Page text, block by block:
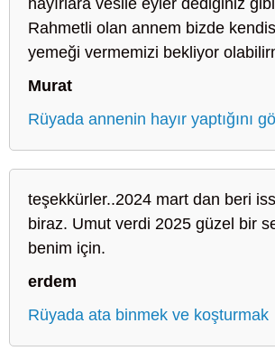
Rahmetli olan annem bizde
yemeği vermemizi bekliyor
Murat
Rüyada annenin hayır yaptığını
teşekkürler..2024 mart dan beri
biraz. Umut verdi 2025 güzel bir
benim için.
erdem
Rüyada ata binmek ve koşturmak